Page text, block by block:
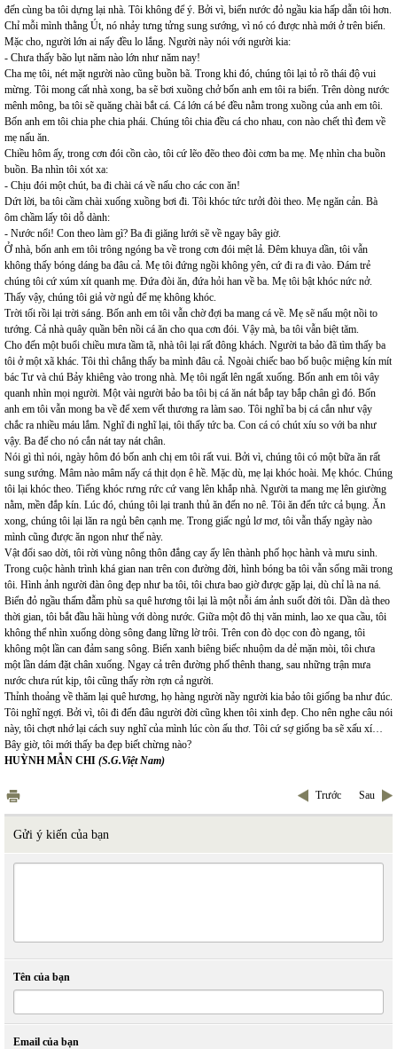
đến cùng ba tôi dựng lại nhà. Tôi không để ý. Bởi vì, biển nước đỏ ngầu kia hấp dẫn tôi hơn.
Chỉ mỗi mình thằng Út, nó nhảy tưng tửng sung sướng, vì nó có được nhà mới ở trên biển.
Mặc cho, người lớn ai nấy đều lo lắng. Người này nói với người kia:
- Chưa thấy bão lụt năm nào lớn như năm nay!
Cha mẹ tôi, nét mặt người nào cũng buồn bã. Trong khi đó, chúng tôi lại tỏ rõ thái độ vui
mừng. Tôi mong cất nhà xong, ba sẽ bơi xuồng chở bốn anh em tôi ra biển. Trên dòng nước
mênh mông, ba tôi sẽ quăng chài bắt cá. Cá lớn cá bé đều nằm trong xuồng của anh em tôi.
Bốn anh em tôi chia phe chia phái. Chúng tôi chia đều cá cho nhau, con nào chết thì đem về
mẹ nấu ăn.
Chiều hôm ấy, trong cơn đói cồn cào, tôi cứ lẽo đẽo theo đòi cơm ba mẹ. Mẹ nhìn cha buồn
buồn. Ba nhìn tôi xót xa:
- Chịu đói một chút, ba đi chài cá về nấu cho các con ăn!
Dứt lời, ba tôi cầm chài xuống xuồng bơi đi. Tôi khóc tức tưởi đòi theo. Mẹ ngăn cản. Bà
ôm chầm lấy tôi dỗ dành:
- Nước nổi! Con theo làm gì? Ba đi giăng lưới sẽ về ngay bây giờ.
Ở nhà, bốn anh em tôi trông ngóng ba về trong cơn đói mệt lả. Đêm khuya dần, tôi vẫn
không thấy bóng dáng ba đâu cả. Mẹ tôi đứng ngồi không yên, cứ đi ra đi vào. Đám trẻ
chúng tôi cứ xúm xít quanh mẹ. Đứa đòi ăn, đứa hỏi han về ba. Mẹ tôi bật khóc nức nở.
Thấy vậy, chúng tôi giả vờ ngủ để mẹ không khóc.
Trời tối rồi lại trời sáng. Bốn anh em tôi vẫn chờ đợi ba mang cá về. Mẹ sẽ nấu một nồi to
tướng. Cả nhà quây quần bên nồi cá ăn cho qua cơn đói. Vậy mà, ba tôi vẫn biệt tăm.
Cho đến một buổi chiều mưa tầm tã, nhà tôi lại rất đông khách. Người ta bảo đã tìm thấy ba
tôi ở một xã khác. Tôi thì chẳng thấy ba mình đâu cả. Ngoài chiếc bao bố buộc miệng kín mít
bác Tư và chú Bảy khiêng vào trong nhà. Mẹ tôi ngất lên ngất xuống. Bốn anh em tôi vây
quanh nhìn mọi người. Một vài người bảo ba tôi bị cá ăn nát bắp tay bắp chân gì đó. Bốn
anh em tôi vẫn mong ba về để xem vết thương ra làm sao. Tôi nghĩ ba bị cá cắn như vậy
chắc ra nhiều máu lắm. Nghĩ đi nghĩ lại, tôi thấy tức ba. Con cá có chút xíu so với ba như
vậy. Ba để cho nó cắn nát tay nát chân.
Nói gì thì nói, ngày hôm đó bốn anh chị em tôi rất vui. Bởi vì, chúng tôi có một bữa ăn rất
sung sướng. Mâm nào mâm nấy cá thịt dọn ê hề. Mặc dù, mẹ lại khóc hoài. Mẹ khóc. Chúng
tôi lại khóc theo. Tiếng khóc rưng rức cứ vang lên khắp nhà. Người ta mang mẹ lên giường
nằm, mền đắp kín. Lúc đó, chúng tôi lại tranh thủ ăn đến no nê. Tôi ăn đến tức cả bụng. Ăn
xong, chúng tôi lại lăn ra ngủ bên cạnh mẹ. Trong giấc ngủ lơ mơ, tôi vẫn thấy ngày nào
mình cũng được ăn ngon như thế này.
Vật đổi sao dời, tôi rời vùng nông thôn đắng cay ấy lên thành phố học hành và mưu sinh.
Trong cuộc hành trình khá gian nan trên con đường đời, hình bóng ba tôi vẫn sống mãi trong
tôi. Hình ảnh người đàn ông đẹp như ba tôi, tôi chưa bao giờ được gặp lại, dù chỉ là na ná.
Biển đỏ ngầu thấm đẫm phù sa quê hương tôi lại là một nỗi ám ảnh suốt đời tôi. Dần dà theo
thời gian, tôi bắt đầu hãi hùng với dòng nước. Giữa một đô thị văn minh, lao xe qua cầu, tôi
không thể nhìn xuống dòng sông đang lững lờ trôi. Trên con đò dọc con đò ngang, tôi
không một lần can đảm sang sông. Biển xanh biêng biếc nhuộm da dẻ mặn mòi, tôi chưa
một lần dám đặt chân xuống. Ngay cả trên đường phố thênh thang, sau những trận mưa
nước chưa rút kịp, tôi cũng thấy rờn rợn cả người.
Thỉnh thoảng về thăm lại quê hương, họ hàng người nầy người kia bảo tôi giống ba như đúc.
Tôi nghĩ ngợi. Bởi vì, tôi đi đến đâu người đời cũng khen tôi xinh đẹp. Cho nên nghe câu nói
này, tôi chợt nhớ lại cách suy nghĩ của mình lúc còn ấu thơ. Tôi cứ sợ giống ba sẽ xấu xí…
Bây giờ, tôi mới thấy ba đẹp biết chừng nào?
HUỲNH MẪN CHI (S.G.Việt Nam)
Trước Sau
Gửi ý kiến của bạn
Tên của bạn
Email của bạn